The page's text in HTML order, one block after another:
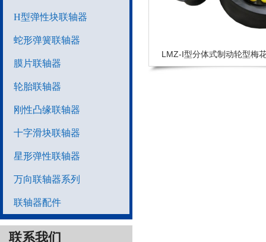
H型弹性块联轴器
蛇形弹簧联轴器
膜片联轴器
轮胎联轴器
刚性凸缘联轴器
十字滑块联轴器
星形弹性联轴器
万向联轴器系列
联轴器配件
联系我们
LMZ-I型分体式制动轮型梅